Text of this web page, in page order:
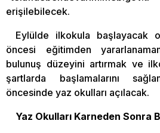
erişilebilecek.
Eylülde ilkokula başlayacak
öncesi eğitimden
bulunuş düzeyini artırmak ve
şartlarda başlamalarını
öncesinde yaz okulları açılacak.
Yaz Okulları Karneden Sonra